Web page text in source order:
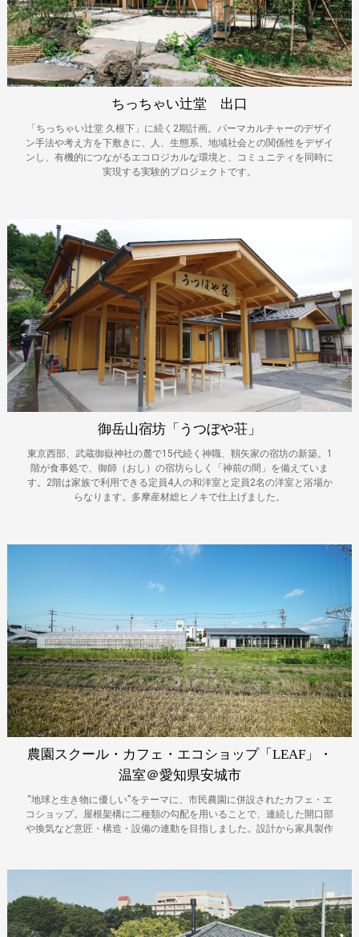
ちっちゃい辻堂 出口
「ちっちゃい辻堂 久根下」に続く2期計画。パーマカルチャーのデザイ
ン手法や考え方を下敷きに、人、生態系、地域社会との関係性をデザイ
ンし、有機的につながるエコロジカルな環境と、コミュニティを同時に
実現する実験的プロジェクトです。
御岳山宿坊「うつぼや荘」
東京西部、武蔵御嶽神社の麓で15代続く神職、靱矢家の宿坊の新築。1
階が食事処で、御師（おし）の宿坊らしく「神前の間」を備えていま
す。2階は家族で利用できる定員4人の和洋室と定員2名の洋室と浴場か
らなります。多摩産材総ヒノキで仕上げました。
農園スクール・カフェ・エコショップ「LEAF」・
温室＠愛知県安城市
“地球と生き物に優しい”をテーマに、市民農園に併設されたカフェ・エ
コショップ。屋根架構に二種類の勾配を用いることで、連続した開口部
や換気など意匠・構造・設備の連動を目指しました。設計から家具製作